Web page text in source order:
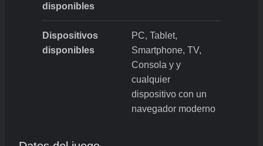
disponibles
Dispositivos
disponibles
PC, Tablet,
Smartphone, TV,
Consola y y
cualquier
dispositivo con un
navegador moderno